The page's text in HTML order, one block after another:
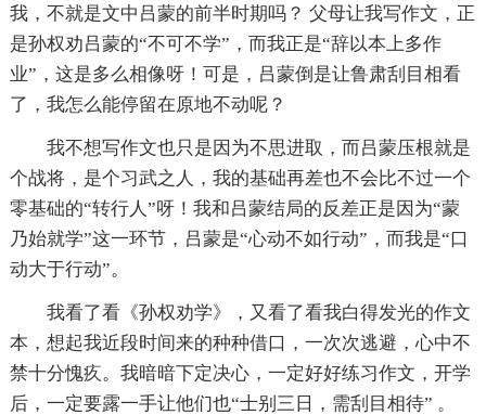
我，不就是文中吕蒙的前半时期吗？ 父母让我写作文，正
是孙权劝吕蒙的“不可不学”，而我正是“辞以本上多作
业”，这是多么相像呀！可是，吕蒙倒是让鲁肃刮目相看
了，我怎么能停留在原地不动呢？
我不想写作文也只是因为不思进取，而吕蒙压根就是
个战将，是个习武之人，我的基础再差也不会比不过一个
零基础的“转行人”呀！我和吕蒙结局的反差正是因为“蒙
乃始就学”这一环节，吕蒙是“心动不如行动”，而我是“口
动大于行动”。
我看了看《孙权劝学》，又看了看我白得发光的作文
本，想起我近段时间来的种种借口，一次次逃避，心中不
禁十分愧疚。我暗暗下定决心，一定好好练习作文，开学
后，一定要露一手让他们也“士别三日，需刮目相待” 。